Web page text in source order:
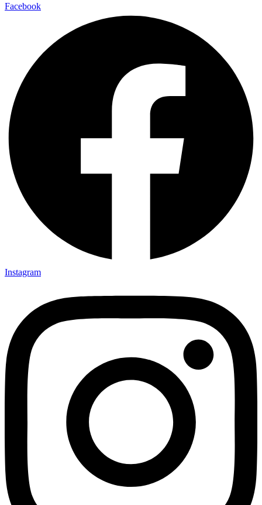
Facebook
Instagram